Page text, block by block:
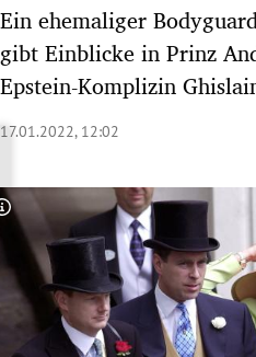
Untermenü
Untermenü
Untermenü
Untermenü
Untermenü
Ein ehemaliger
gibt Einblicke in Prinz
Epstein-Komplizin
17.01.2022, 12:02
Copyright-Hinweis öffnen/